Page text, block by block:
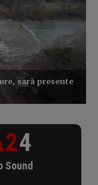
4
Sound